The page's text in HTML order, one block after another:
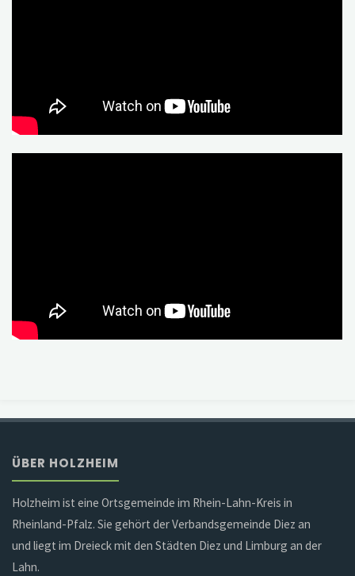
ÜBER HOLZHEIM
Holzheim ist eine Ortsgemeinde im Rhein-Lahn-Kreis in
Rheinland-Pfalz. Sie gehört der Verbandsgemeinde Diez an
und liegt im Dreieck mit den Städten Diez und Limburg an der
Lahn.